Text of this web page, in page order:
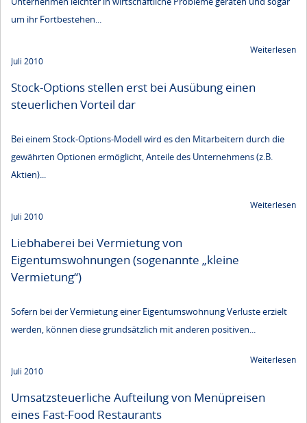
um ihr Fortbestehen...
Weiterlesen
Juli 2010
Stock-Options stellen erst bei Ausübung einen
steuerlichen Vorteil dar
Bei einem Stock-Options-Modell wird es den Mitarbeitern durch die
gewährten Optionen ermöglicht, Anteile des Unternehmens (z.B.
Aktien)...
Weiterlesen
Juli 2010
Liebhaberei bei Vermietung von
Eigentumswohnungen (sogenannte „kleine
Vermietung“)
Sofern bei der Vermietung einer Eigentumswohnung Verluste erzielt
werden, können diese grundsätzlich mit anderen positiven...
Weiterlesen
Juli 2010
Umsatzsteuerliche Aufteilung von Menüpreisen
eines Fast-Food Restaurants